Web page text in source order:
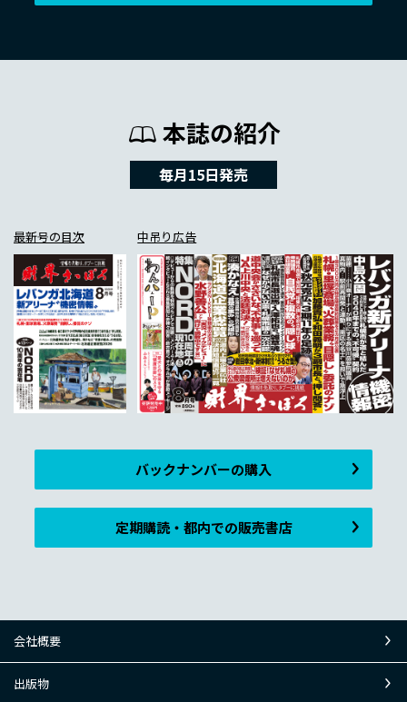
本誌の紹介
毎月15日発売
最新号の目次 中吊り広告
バックナンバーの購入
定期購読・都内での販売書店
会社概要
出版物